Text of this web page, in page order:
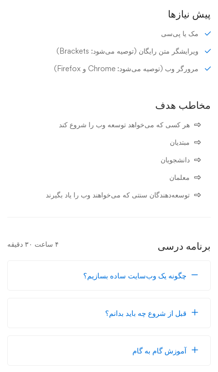
پیش نیازها
مک یا پی‌سی
ویرایشگر متن رایگان (توصیه می‌شود: Brackets)
مرورگر وب (توصیه می‌شود: Chrome و Firefox)
مخاطب هدف
هر کسی که می‌خواهد توسعه وب را شروع کند
مبتدیان
دانشجویان
معلمان
توسعه‌دهندگان سنتی که می‌خواهند وب را یاد بگیرند
برنامه درسی ۴ ساعت ۳۰ دقیقه
چگونه یک وب‌سایت ساده بسازیم؟
قبل از شروع چه باید بدانم؟
آموزش گام به گام